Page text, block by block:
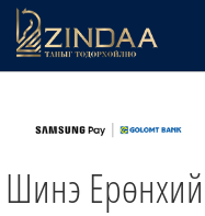
ТВ8
ӨГЛӨӨНИЙ СОНИН
Шинэ Ерөнхий